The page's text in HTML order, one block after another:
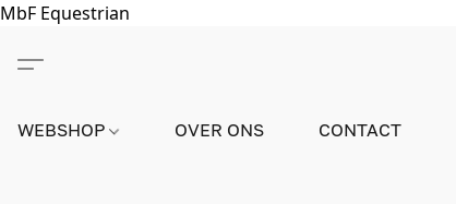
MbF Equestrian
WEBSHOP OVER ONS CONTACT